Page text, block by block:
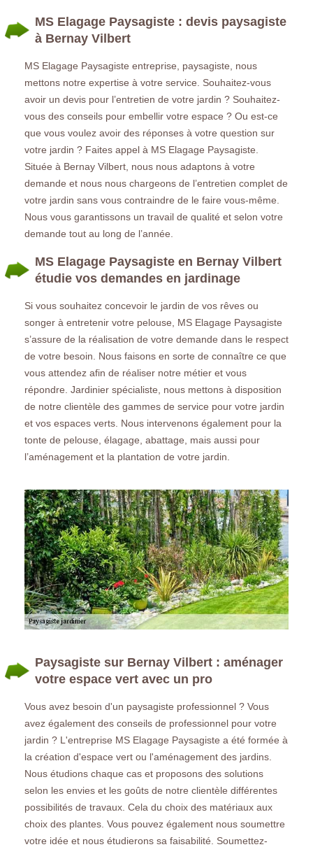
MS Elagage Paysagiste : devis paysagiste
à Bernay Vilbert
MS Elagage Paysagiste entreprise, paysagiste, nous
mettons notre expertise à votre service. Souhaitez-vous
avoir un devis pour l’entretien de votre jardin ? Souhaitez-
vous des conseils pour embellir votre espace ? Ou est-ce
que vous voulez avoir des réponses à votre question sur
votre jardin ? Faites appel à MS Elagage Paysagiste.
Située à Bernay Vilbert, nous nous adaptons à votre
demande et nous nous chargeons de l’entretien complet de
votre jardin sans vous contraindre de le faire vous-même.
Nous vous garantissons un travail de qualité et selon votre
demande tout au long de l’année.
MS Elagage Paysagiste en Bernay Vilbert
étudie vos demandes en jardinage
Si vous souhaitez concevoir le jardin de vos rêves ou
songer à entretenir votre pelouse, MS Elagage Paysagiste
s’assure de la réalisation de votre demande dans le respect
de votre besoin. Nous faisons en sorte de connaître ce que
vous attendez afin de réaliser notre métier et vous
répondre. Jardinier spécialiste, nous mettons à disposition
de notre clientèle des gammes de service pour votre jardin
et vos espaces verts. Nous intervenons également pour la
tonte de pelouse, élagage, abattage, mais aussi pour
l’aménagement et la plantation de votre jardin.
Paysagiste sur Bernay Vilbert : aménager
votre espace vert avec un pro
Vous avez besoin d'un paysagiste professionnel ? Vous
avez également des conseils de professionnel pour votre
jardin ? L'entreprise MS Elagage Paysagiste a été formée à
la création d'espace vert ou l'aménagement des jardins.
Nous étudions chaque cas et proposons des solutions
selon les envies et les goûts de notre clientèle différentes
possibilités de travaux. Cela du choix des matériaux aux
choix des plantes. Vous pouvez également nous soumettre
votre idée et nous étudierons sa faisabilité. Soumettez-